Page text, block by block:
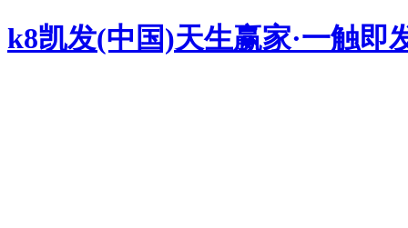
k8凯发(中国)天生赢家·一触即